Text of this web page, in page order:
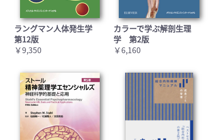
お買い物を続ける
ラングマン人体発生学
第12版
￥9,350
カラーで学ぶ解剖生理
学 第2版
￥6,160